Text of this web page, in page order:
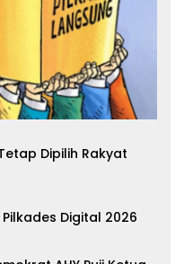
Dipilih Rakyat
Digital 2026